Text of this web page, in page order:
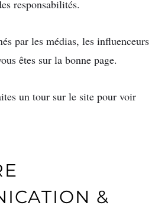
responsabilités.
par les médias, les influenceurs
êtes sur la bonne page.
un tour sur le site pour voir
&